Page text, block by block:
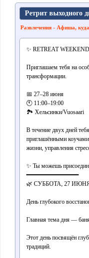
Ретрит выходного
Развлечения - Афиша,
✨ RETREAT
Приглашаем тебя на
трансформации.
📅 27–28 июня
🕚 11:00–19:00
🏞 Хельсинки/Vuosaari
В течение двух дней
приглашёнными
жизни, управления
✨ Ты можешь
━━━━━━━━━━━━━━━
🌿 СУББОТА, 27 ИЮНЯ
День глубокого
Главная тема дня —
Этот день посвящён
традиций.